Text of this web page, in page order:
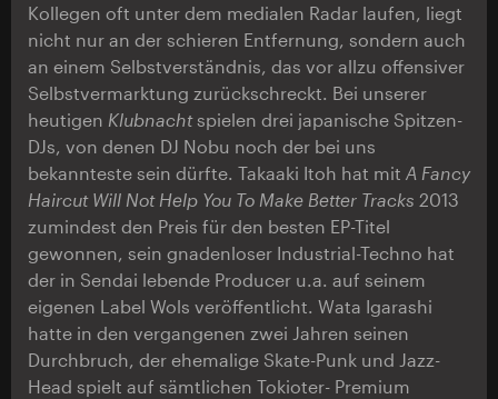
Kollegen oft unter dem medialen Radar laufen, liegt
nicht nur an der schieren Entfernung, sondern auch
an einem Selbstverständnis, das vor allzu offensiver
Selbstvermarktung zurückschreckt. Bei unserer
heutigen Klubnachtspielen drei japanische Spitzen-
DJs, von denen DJ Nobu noch der bei uns
bekannteste sein dürfte. Takaaki Itoh hat mit A Fancy
Haircut Will Not Help You To Make Better Tracks 2013
zumindest den Preis für den besten EP-Titel
gewonnen, sein gnadenloser Industrial-Techno hat
der in Sendai lebende Producer u.a. auf seinem
eigenen Label Wols veröffentlicht. Wata Igarashi
hatte in den vergangenen zwei Jahren seinen
Durchbruch, der ehemalige Skate-Punk und Jazz-
Head spielt auf sämtlichen Tokioter- Premium